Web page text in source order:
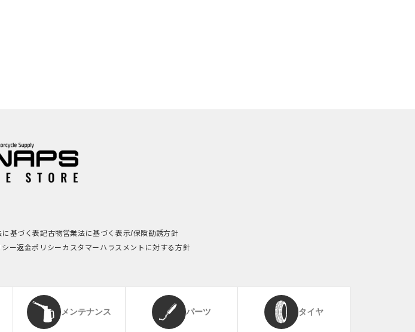
基づく表記古物営業法に基づく表示/保険勧誘方針
シー返金ポリシーカスタマーハラスメントに対する方針
メンテナンス パーツ タイヤ